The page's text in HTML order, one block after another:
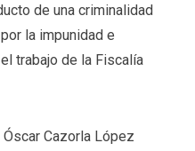
de una criminalidad
la impunidad e
trabajo de la Fiscalía
Cazorla López